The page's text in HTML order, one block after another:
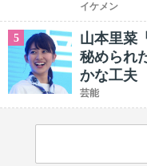
イケメン
5
山本里菜
秘められ
かな工夫
芸能